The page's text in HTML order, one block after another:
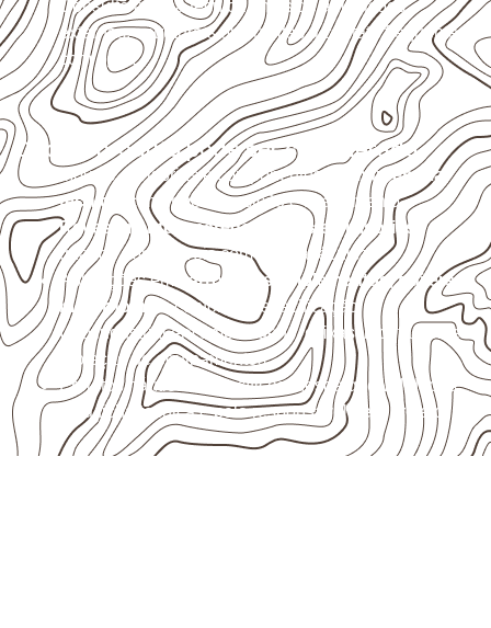
Consulte a ficha técnica antes de aplicações
externas, estruturais ou sujeitas a contato frequente
com água.
Onde o produto pode ser considerado
Móveis, divisórias e componentes de
marcenaria
técnica
, conforme exposição e acabamento.
Revestimentos, paredes, pisos e divisórias
quando compatíveis com a ficha técnica.
Aplicações em
carrocerias, implementos, trailers e
motorhomes, conforme especificação.
Uso industrial em embalagens, caixas, montagem e
proteção de equipamentos.
Projetos náuticos específicos, desde que validados
pela ficha técnica e pelo responsável pelo projeto.